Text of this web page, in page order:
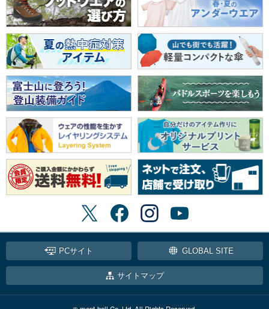
PCサイト GLOBAL SITE
サイトマップ